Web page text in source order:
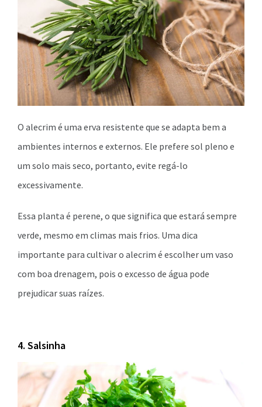
O alecrim é uma erva resistente que se adapta bem a
ambientes internos e externos. Ele prefere sol pleno e
um solo mais seco, portanto, evite regá-lo
excessivamente.
Essa planta é perene, o que significa que estará sempre
verde, mesmo em climas mais frios. Uma dica
importante para cultivar o alecrim é escolher um vaso
com boa drenagem, pois o excesso de água pode
prejudicar suas raízes.
4. Salsinha